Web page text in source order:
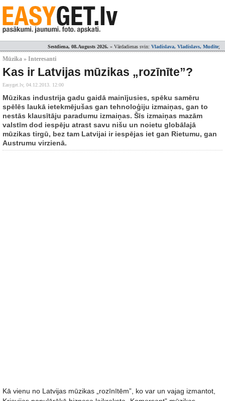
Sestdiena, 08.Augusts 2026. » Vārdadienas svin: Vladislava, Vladislavs, Mudīte;
Mūzika » Interesanti
Kas ir Latvijas mūzikas „rozīnīte”?
Easyget.lv, 04.12.2013. 12:00
Mūzikas industrija gadu gaidā mainījusies, spēku samēru
spēlēs laukā ietekmējušas gan tehnoloģiju izmaiņas, gan to
nestās klausītāju paradumu izmaiņas. Šīs izmaiņas mazām
valstīm dod iespēju atrast savu nišu un noietu globālajā
mūzikas tirgū, bez tam Latvijai ir iespējas iet gan Rietumu, gan
Austrumu virzienā.
Kā vienu no Latvijas mūzikas „rozīnītēm”, ko var un vajag izmantot,